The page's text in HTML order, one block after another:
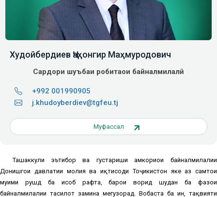
Худойбердиев Ҷаҳонгир Маҳмуродович
Сардори шуъбаи робитаҳои байналмилалӣ
+992 001990905
j.khudoyberdiev@tgfeu.tj
Муфассал
Ташаккули эътибор ва густариши ҳамкориҳои байналмилалии
Донишгоҳи давлатии молия ва иқтисоди Тоҷикистон яке аз самтҳои
муҳими рушд ба ҳисоб рафта, барои ворид шудан ба фазои
байналмилалии таҳсилот замина мегузорад. Вобаста ба ин, тақвияти